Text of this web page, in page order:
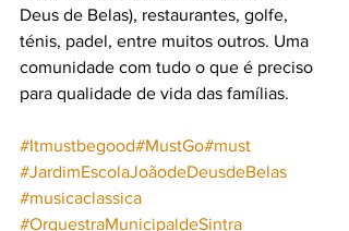
Deus de Belas), restaurantes, golfe,
ténis, padel, entre muitos outros. Uma
comunidade com tudo o que é preciso
para qualidade de vida das famílias.
#Itmustbegood#MustGo#must
#JardimEscolaJoãodeDeusdeBelas
#musicaclassica
#OrquestraMunicipaldeSintra